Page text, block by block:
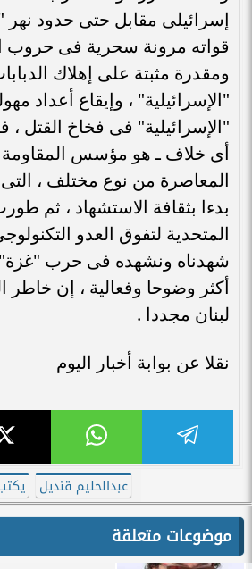
إسرائيلى مقابل حتى حدود نهر
قواته مرونة سحرية فى حروب
ومقدرة مثبتة على إهلاك
"الإسرائيلية" ، وإيقاع أعداد
"الإسرائيلية" فى فخاخ القتل
أى خلاف ـ هو مؤسس المقاومة
المعاصرة من نوع مختلف ،
بدءا بثقافة الاستشهاد ، ثم
المتحدية لتفوق العدو
شهدناه ونشهده فى حرب "غزة"
أكثر وضوحا وفعالية ، إن خاطر
لبنان مجددا .
نقلا عن بوابة أخبار اليوم
عبدالحليم قنديل
موضوعات متعلقة